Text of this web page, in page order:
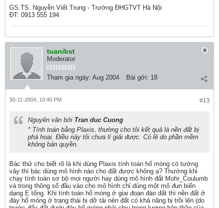
GS.TS. Nguyễn Viết Trung - Trường ĐHGTVT Hà Nội
ĐT: 0913 555 194
tuanibst
Moderator
Tham gia ngày: Aug 2004 Bài gởi: 18
#13
30-11-2004, 10:40 PM
Nguyên văn bởi Tran duc Cuong
* Tính toán bằng Plaxis, thường cho tôi kết quả là nền đất bị
phá hoại. Điều này tôi chưa lí giải được. Có lẽ do phần mềm
không bản quyền.
Bác thử cho biết rõ là khi dùng Plaxis tính toán hố móng có tường
vây thì bác dùng mô hình nào cho đất được không ạ? Thường khi
chạy tính toán sơ bộ mọi người hay dùng mô hình đất Mohr_Coulumb
và trong thông số đầu vào cho mô hình chỉ dùng một mô đun biến
dạng E tổng. Khi tính toán hố móng ở giai đoạn đào đất thì nền đất ở
đáy hố móng ở trạng thái bị dỡ tải nên đất có khả năng bị trồi lên (do